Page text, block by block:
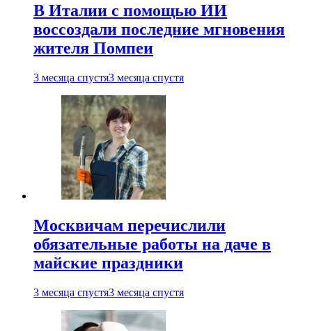
В Италии с помощью ИИ
воссоздали последние мгновения
жителя Помпеи
3 месяца спустя3 месяца спустя
Москвичам перечислили
обязательные работы на даче в
майские праздники
3 месяца спустя3 месяца спустя